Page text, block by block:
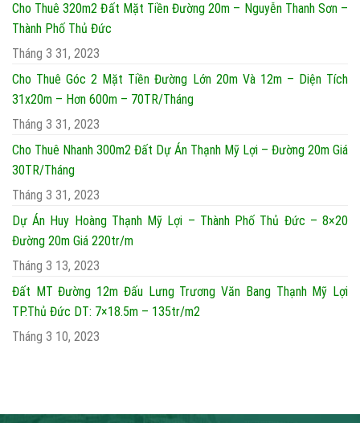
Cho Thuê 320m2 Đất Mặt Tiền Đường 20m – Nguyễn Thanh Sơn –
Thành Phố Thủ Đức
Tháng 3 31, 2023
Cho Thuê Góc 2 Mặt Tiền Đường Lớn 20m Và 12m – Diện Tích
31x20m – Hơn 600m – 70TR/Tháng
Tháng 3 31, 2023
Cho Thuê Nhanh 300m2 Đất Dự Án Thạnh Mỹ Lợi – Đường 20m Giá
30TR/Tháng
Tháng 3 31, 2023
Dự Án Huy Hoàng Thạnh Mỹ Lợi – Thành Phố Thủ Đức – 8×20
Đường 20m Giá 220tr/m
Tháng 3 13, 2023
Đất MT Đường 12m Đấu Lưng Trương Văn Bang Thạnh Mỹ Lợi
TP.Thủ Đức DT: 7×18.5m – 135tr/m2
Tháng 3 10, 2023